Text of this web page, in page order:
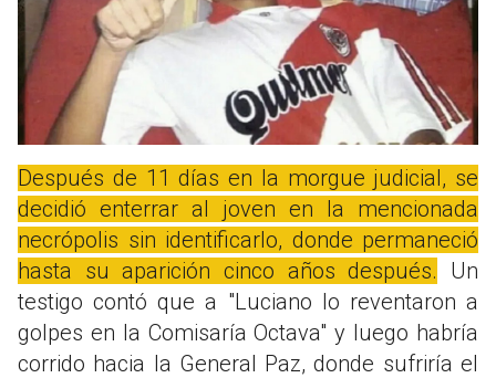
Después de 11 días en la morgue judicial, se
decidió enterrar al joven en la mencionada
necrópolis sin identificarlo, donde permaneció
hasta su aparición cinco años después. Un
testigo contó que a "Luciano lo reventaron a
golpes en la Comisaría Octava" y luego habría
corrido hacia la General Paz, donde sufriría el